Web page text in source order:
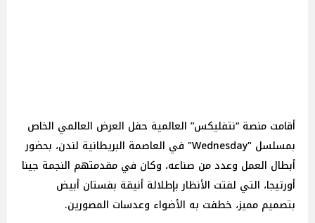
أقامت منصة “نتفليكس” العالمية حفل العرض العالمي الخاص
بمسلسل "Wednesday" في العاصمة البريطانية لندن، بحضور
أبطال العمل وعدد من صناعه، وكان في مقدمتهم النجمة جينا
أورتيجا، التي لفتت الأنظار بإطلالة أنيقة بفستان أبيض
بتصميم مميز، خطفت به الأضواء وعدسات المصورين.